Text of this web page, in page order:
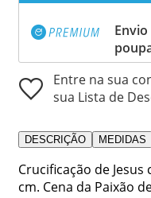
Envio
Entre na sua
sua Lista de
DESCRIÇÃO MEDIDAS
Crucificação de
cm. Cena da Paixão